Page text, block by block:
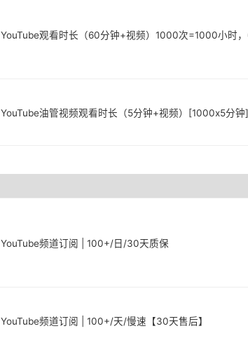
YouTube观看时长（60分钟+视频）1000次=1000小时
YouTube油管视频观看时长（5分钟+视频）[1000x5分
YouTube频道订阅 | 100+/日/30天质保
YouTube频道订阅 | 100+/天/慢速【30天售后】